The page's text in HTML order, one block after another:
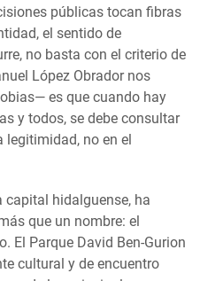
públicas tocan fibras
el sentido de
no basta con el criterio de
López Obrador nos
es que cuando hay
y todos, se debe consultar
legitimidad, no en el
capital hidalguense, ha
que un nombre: el
El Parque David Ben-Gurion
cultural y de encuentro